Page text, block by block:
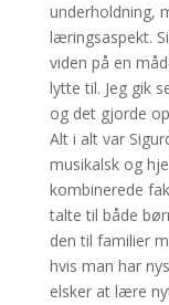
underholdning,
læringsaspekt.
viden på en
lytte til. Jeg gik
og det gjorde
Alt i alt var
musikalsk og
kombinerede
talte til både
den til familier
hvis man har
elsker at lære